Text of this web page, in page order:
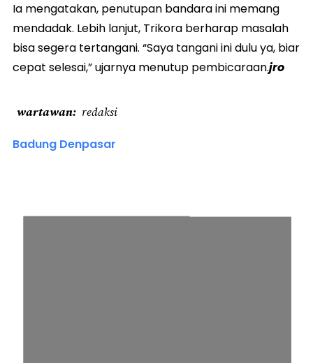
Ia mengatakan, penutupan bandara ini memang
mendadak. Lebih lanjut, Trikora berharap masalah
bisa segera tertangani. “Saya tangani ini dulu ya, biar
cepat selesai,” ujarnya menutup pembicaraan.jro
wartawan redaksi
Badung Denpasar